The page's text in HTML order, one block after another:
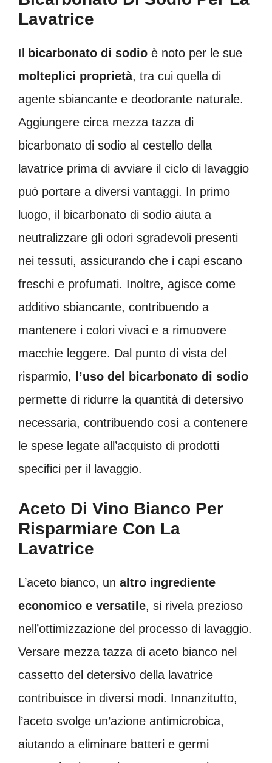
Lavatrice
Il bicarbonato di sodio è noto per le sue
molteplici proprietà, tra cui quella di
agente sbiancante e deodorante naturale.
Aggiungere circa mezza tazza di
bicarbonato di sodio al cestello della
lavatrice prima di avviare il ciclo di lavaggio
può portare a diversi vantaggi. In primo
luogo, il bicarbonato di sodio aiuta a
neutralizzare gli odori sgradevoli presenti
nei tessuti, assicurando che i capi escano
freschi e profumati. Inoltre, agisce come
additivo sbiancante, contribuendo a
mantenere i colori vivaci e a rimuovere
macchie leggere. Dal punto di vista del
risparmio, l’uso del bicarbonato di sodio
permette di ridurre la quantità di detersivo
necessaria, contribuendo così a contenere
le spese legate all’acquisto di prodotti
specifici per il lavaggio.
Aceto Di Vino Bianco Per
Risparmiare Con La
Lavatrice
L’aceto bianco, un altro ingrediente
economico e versatile, si rivela prezioso
nell’ottimizzazione del processo di lavaggio.
Versare mezza tazza di aceto bianco nel
cassetto del detersivo della lavatrice
contribuisce in diversi modi. Innanzitutto,
l’aceto svolge un’azione antimicrobica,
aiutando a eliminare batteri e germi